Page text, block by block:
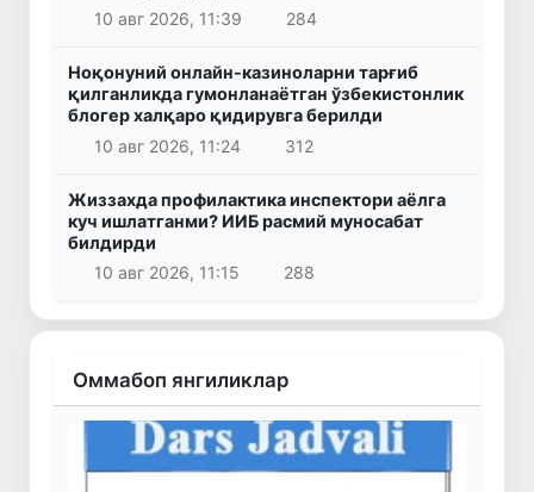
10 авг 2026, 11:39
284
Ноқонуний онлайн-казиноларни тарғиб
қилганликда гумонланаётган ўзбекистонлик
блогер халқаро қидирувга берилди
10 авг 2026, 11:24
312
Жиззахда профилактика инспектори аёлга
куч ишлатганми? ИИБ расмий муносабат
билдирди
10 авг 2026, 11:15
288
Оммабоп янгиликлар